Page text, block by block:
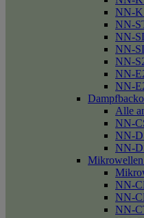
NN-
NN-
NN-
NN-
NN-
NN-
NN-
Alle
NN-
NN-
NN-
NN-
NN-
NN-